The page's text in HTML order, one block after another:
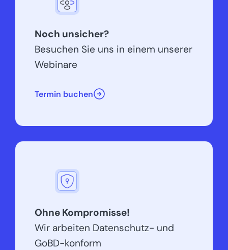
Noch unsicher?
Besuchen Sie uns in einem unserer
Webinare
Termin buchen
Ohne Kompromisse!
Wir arbeiten Datenschutz- und
GoBD-konform